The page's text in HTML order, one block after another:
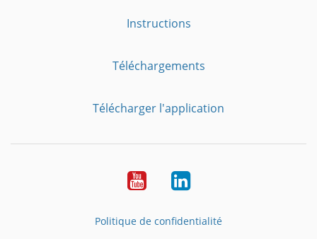
Instructions
Téléchargements
Télécharger l'application
YouTubeLinkedIn
Politique de confidentialité